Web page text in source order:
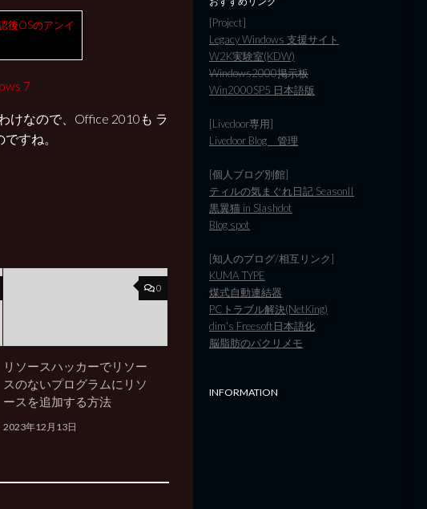
後OSのアンイ
7
けなので、Office 2010も ラ
すね。
0
リソースハッカーでリソー
スのないプログラムにリソ
ースを追加する方法
2023年12月13日
[Project]
Legacy Windows 支援サイト
W2K実験室(KDW)
Windows2000掲示板
Win2000SP5 日本語版
[Livedoor専用]
Livedoor Blog 管理
[個人ブログ別館]
ティルの気まぐれ日記 SeasonII
黒翼猫 in Slashdot
Blog spot
[知人のブログ/相互リンク]
KUMA TYPE
煤式自動連結器
PCトラブル解決(NetKing)
dim's Freesoft日本語化
脳脂肪のパクリメモ
INFORMATION